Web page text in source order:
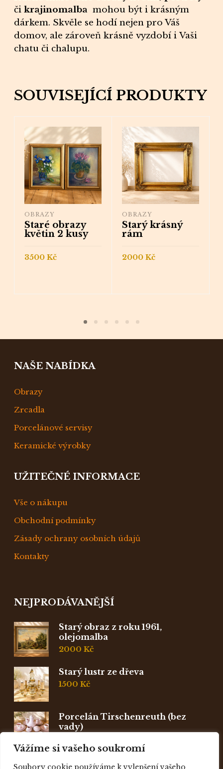
Vážíme si vašeho soukromí
Soubory cookie používáme k vylepšení vašeho
čikrajinomalba mohou být i krásným
dárkem. Skvěle se hodí nejen pro Váš
domov, ale zároveň krásně vyzdobí i Vaši
chatu či chalupu.
SOUVISEJÍCÍ PRODUKTY
OBRAZY
Staré obrazy
květin 2 kusy
3500Kč
OBRAZY
Starý krásný
rám
2000 Kč
NAŠE NABÍDKA
Obrazy
Zrcadla
Porcelánové servisy
Keramické výrobky
UŽITEČNÉ INFORMACE
Vše o nákupu
Obchodní podmínky
Zásady ochrany osobních údajů
Kontakty
NEJPRODÁVANĚJŠÍ
Starý obraz z roku 1961,
olejomalba
2000Kč
Starý lustr ze dřeva
1500Kč
Porcelán Tirschenreuth (bez
vady)